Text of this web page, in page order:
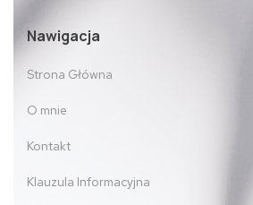
Nawigacja
Strona Główna
O mnie
Kontakt
Klauzula Informacyjna